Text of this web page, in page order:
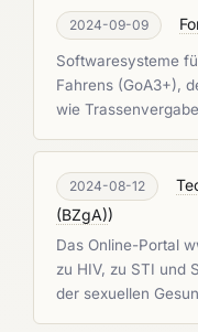
2024-09-09
Softwaresysteme
Fahrens (GoA3+),
wie
2024-08-12
(BZgA))
Das Online-Portal
zu HIV, zu STI und
der sexuellen